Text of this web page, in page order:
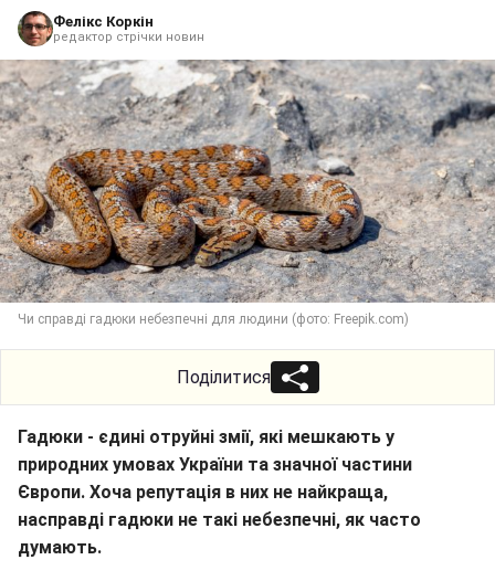
Фелікс Коркін
редактор стрічки новин
Чи справді гадюки небезпечні для людини (фото: Freepik.com)
Поділитися
Гадюки - єдині отруйні змії, які мешкають у
природних умовах України та значної частини
Європи. Хоча репутація в них не найкраща,
насправді гадюки не такі небезпечні, як часто
думають.